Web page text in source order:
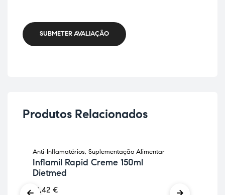
SUBMETER AVALIAÇÃO
Produtos Relacionados
Anti-Inflamatórios, Suplementação Alimentar
Inflamil Rapid Creme 150ml
Dietmed
18,42 €